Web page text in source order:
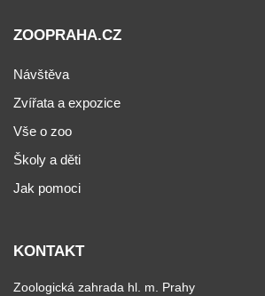
ZOOPRAHA.CZ
Návštěva
Zvířata a expozice
Vše o zoo
Školy a děti
Jak pomoci
KONTAKT
Zoologická zahrada hl. m. Prahy